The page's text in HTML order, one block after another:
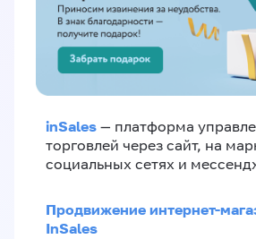
inSales — платформа
торговлей через сайт, на
социальных сетях и
Продвижение интернет-
InSales